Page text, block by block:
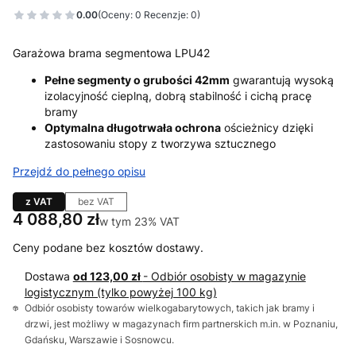
0.00(Oceny: 0 Recenzje: 0)
Garażowa brama segmentowa LPU42
Pełne segmenty o grubości 42mm gwarantują wysoką
izolacyjność cieplną, dobrą stabilność i cichą pracę
bramy
Optymalna długotrwała ochrona ościeżnicy dzięki
zastosowaniu stopy z tworzywa sztucznego
Przejdź do pełnego opisu
z VAT bez VAT
Cena
4 088,80 złw tym 23% VAT
w tym 23% VAT
Ceny podane bez kosztów dostawy.
Dostawa od 123,00 zł - Odbiór osobisty w magazynie
logistycznym (tylko powyżej 100 kg)
Odbiór osobisty towarów wielkogabarytowych, takich jak bramy i
drzwi, jest możliwy w magazynach firm partnerskich m.in. w Poznaniu,
Gdańsku, Warszawie i Sosnowcu.